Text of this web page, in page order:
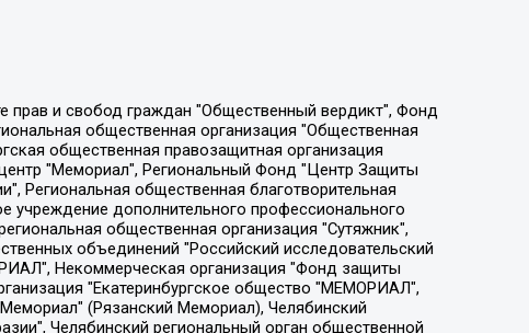
защите прав призывников, альтернативнослужащих и военнослужащих "Правозащитная группа "Гражданин.Армия.Право", Хисамова Регина Фаритовна, Автономная некоммерческая организация по реализации социально-правовых программ "Лилит", Дальневосточное общественное движение "Маяк", Санкт-Петербургская ЛГБТ-инициативная группа "Выход", Инициативная группа ЛГБТ+ "Реверс", Алексеев Андрей Викторович, Бекбулатова Таисия Львовна, Беляев Иван Михайлович, Владыкина Елена Сергеевна, Гельман Марат Александрович, Никульшина Вероника Юрьевна, Толоконникова Надежда Андреевна, Шендерович Виктор Анатольевич, Общество с ограниченной ответственностью "Данное сообщение", Общество с ограниченной ответственностью Издательский дом "Новая глава", Айнбиндер Александра Александровна, Московский комьюнити-центр для ЛГБТ+инициатив, Благотворительный фонд развития филантропии, Deutsche Welle (Германия, Kurt-Schumacher-Strasse 3, 53113 Bonn), Борзунова Мария Михайловна, Воробьев Виктор Викторович, Голубева Анна Львовна, Константинова Алла Михайловна, Малкова Ирина Владимировна, Мурадов Мурад Абдулгалимович, Осетинская Елизавета Николаевна, Понасенков Евгений Николаевич, Ганапольский Матвей Юрьевич, Киселев Евгений Алексеевич, Борухович Ирина Григорьевна, Дремин Иван Тимофеевич, Дубровский Дмитрий Викторович, Красноярская региональная общественная организация поддержки и развития альтернативных образовательных технологий и межкультурных коммуникаций "ИНТЕРРА", Маяковская Екатерина Алексеевна, Фейгин Марк Захарович, Филимонов Андрей Викторович, Дзугкоева Регина Николаевна, Доброхотов Роман Александрович, Дудь Юрий Александрович, Елкин Сергей Владимирович, Кругликов Кирилл Игоревич, Сабунаева Мария Леонидовна, Семенов Алексей Владимирович, Шаинян Карен Багратович, Шульман Екатерина Михайловна, Асафьев Артур Валерьевич, Вахштайн Виктор Семенович, Венедиктов Алексей Алексеевич, Лушникова Екатерина Евгеньевна, Волков Леонид Михайлович, Невзоров Александр Глебович, Пархоменко Сергей Борисович, Сироткин Ярослав Николаевич, Кара-Мурза Владимир Владимирович, Баранова Наталья Владимировна, Гозман Леонид Яковлевич, Кагарлицкий Борис Юльевич, Климарев Михаил Валерьевич, Милов Владимир Станиславович, Автономная некоммерческая организация Краснодарский центр современного искусства "Типография", Моргенштерн Алишер Тагирович, Соболь Любовь Эдуардовна, Общество с ограниченной ответственностью "ЛИЗА НОРМ", Каспаров Гарри Кимович, Ходорковский Михаил Борисович, Общество с ограниченной ответственностью "Апрельские тезисы", Данилович Ирина Брониславовна, Кашин Олег Владимирович, Петров Николай Владимирович, Пивоваров Алексей Владимирович, Соколов Михаил Владимирович, Цветкова Юлия Владимировна, Чичваркин Евгений Александрович, Комитет против пыток/Команда против пыток, Общество с ограниченной ответственностью "Первый научный", Общество с ограниченной ответственностью "Вертолет и ко", Белоцерковская Вероника Борисовна, Кац Максим Евгеньевич, Лазарева Татьяна Юрьевна, Шаведдинов Руслан Табризович, Яшин Илья Валерьевич, Общество с ограниченной ответственностью "Иноагент ААВ", Алешковский Дмитрий Петрович, Альбац Евгения Марковна, Быков Дмитрий Львович, Галямина Юлия Евгеньевна, Лойко Сергей Леонидович, Мартынов Кирилл Константинович, Медведев Сергей Александрович, Крашенинников Федор Геннадиевич, Гордеева Катерина Вл